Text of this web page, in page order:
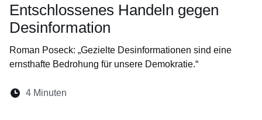
Entschlossenes Handeln gegen
Desinformation
Roman Poseck: „Gezielte Desinformationen sind eine
ernsthafte Bedrohung für unsere Demokratie.“
Lesedauer:
4 Minuten